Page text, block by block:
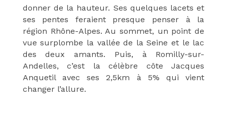
donner de la hauteur. Ses quelques lacets et
ses pentes feraient presque penser à la
région Rhône-Alpes. Au sommet, un point de
vue surplombe la vallée de la Seine et le lac
des deux amants. Puis, à Romilly-sur-
Andelles, c’est la célèbre côte Jacques
Anquetil avec ses 2,5km à 5% qui vient
changer l’allure.